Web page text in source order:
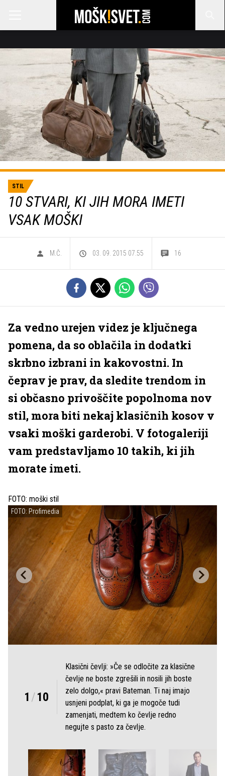
STIL
10 STVARI, KI JIH MORA IMETI
VSAK MOŠKI
M.Č. 03. 09. 2015 07.55 16
Za vedno urejen videz je ključnega
pomena, da so oblačila in dodatki
skrbno izbrani in kakovostni. In
čeprav je prav, da sledite trendom in
si občasno privoščite popolnoma nov
stil, mora biti nekaj klasičnih kosov v
vsaki moški garderobi. V fotogaleriji
vam predstavljamo 10 takih, ki jih
morate imeti.
FOTO: moški stil
FOTO: Profimedia
1 /10
Klasični čevlji: »Če se odločite za klasične
čevlje ne boste zgrešili in nosili jih boste
zelo dolgo,« pravi Bateman. Ti naj imajo
usnjeni podplat, ki ga je mogoče tudi
zamenjati, medtem ko čevlje redno
negujte s pasto za čevlje.